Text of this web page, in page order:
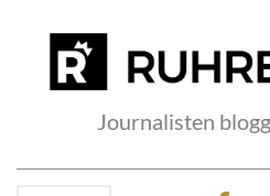
Journalisten